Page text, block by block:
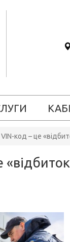
VIN-код – це